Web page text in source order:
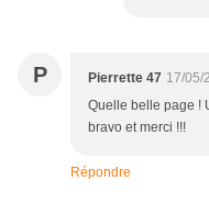
P Pierrette 47 17/05/
Quelle belle page !
bravo et merci !!!
Répondre